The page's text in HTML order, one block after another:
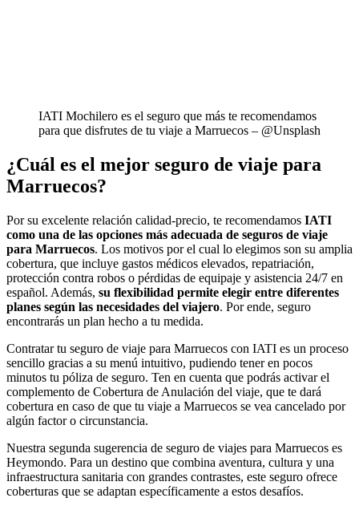
IATI Mochilero es el seguro que más te recomendamos
para que disfrutes de tu viaje a Marruecos – @Unsplash
¿Cuál es el mejor seguro de viaje para
Marruecos?
Por su excelente relación calidad-precio, te recomendamos IATI
como una de las opciones más adecuada de seguros de viaje
para Marruecos. Los motivos por el cual lo elegimos son su amplia
cobertura, que incluye gastos médicos elevados, repatriación,
protección contra robos o pérdidas de equipaje y asistencia 24/7 en
español. Además, su flexibilidad permite elegir entre diferentes
planes según las necesidades del viajero. Por ende, seguro
encontrarás un plan hecho a tu medida.
Contratar tu seguro de viaje para Marruecos con IATI es un proceso
sencillo gracias a su menú intuitivo, pudiendo tener en pocos
minutos tu póliza de seguro. Ten en cuenta que podrás activar el
complemento de Cobertura de Anulación del viaje, que te dará
cobertura en caso de que tu viaje a Marruecos se vea cancelado por
algún factor o circunstancia.
Nuestra segunda sugerencia de seguro de viajes para Marruecos es
Heymondo. Para un destino que combina aventura, cultura y una
infraestructura sanitaria con grandes contrastes, este seguro ofrece
coberturas que se adaptan específicamente a estos desafíos.